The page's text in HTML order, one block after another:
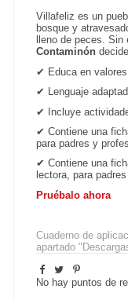
Villafeliz es un
bosque y
lleno de peces.
Contaminón
✔ Educa en
✔ Lenguaje
✔ Incluye
✔Contiene una
para padres y
✔Contiene una
lectora, para
Pruébalo ahora
Cuaderno de
apartado
No hay puntos de